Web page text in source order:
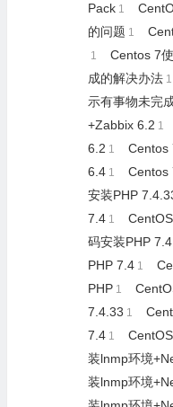
Pack 1
的问题 1
1
Centos 7
成的解决办法 1
示有事物未完
+Zabbix 6.2 1
6.2 1
Centos
6.4 1 Centos
安装PHP
7.4 1
码安装PHP
PHP 7.4 1
PHP 1
7.4.33 1
7.4 1
装lnmp环境
装lnmp环境